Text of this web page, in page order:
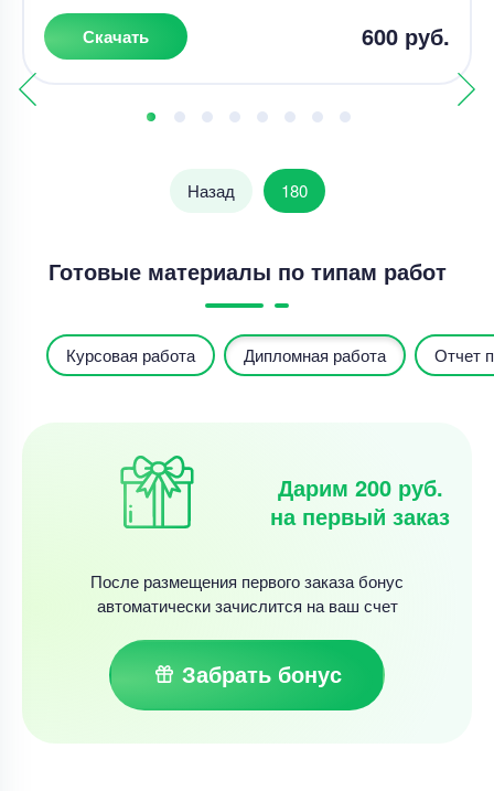
Скачать 600 руб.
Назад 180
Готовые материалы по типам работ
Курсовая работа Дипломная работа Отчет
Дарим 200 руб.
на первый заказ
После размещения первого заказа бонус
автоматически зачислится на ваш счет
Забрать бонус